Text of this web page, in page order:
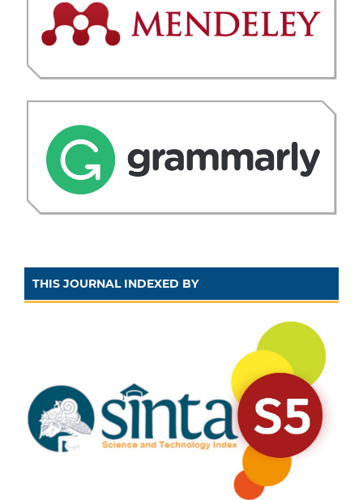
THIS JOURNAL INDEXED BY